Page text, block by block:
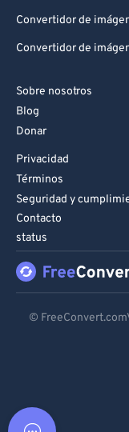
Convertidor de
Convertidor de
Sobre nosotros
Blog
Donar
Privacidad
Términos
Seguridad y
Contacto
status
©